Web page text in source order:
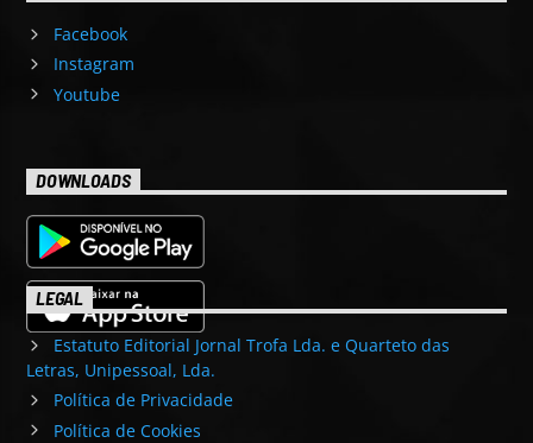
Facebook
Instagram
Youtube
DOWNLOADS
LEGAL
Estatuto Editorial Jornal Trofa Lda. e Quarteto das
Letras, Unipessoal, Lda.
Política de Privacidade
Política de Cookies